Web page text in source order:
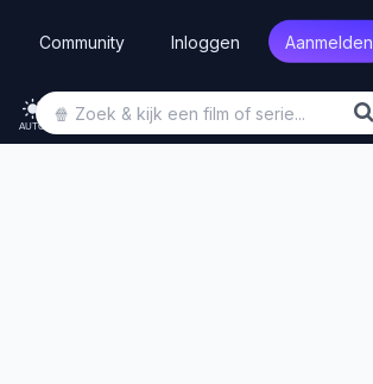
Community Inloggen Aanmelden
AUTO